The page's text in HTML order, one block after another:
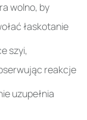
wolno, by
łaskotanie
szyi,
reakcje
uzupełnia